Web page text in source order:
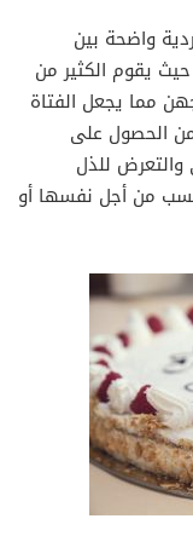
واضحة بين
حيث يقوم الكثير من
مما يجعل الفتاة
الحصول على
للذل
من أجل نفسها أو